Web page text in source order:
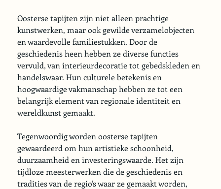
Oosterse tapijten zijn niet alleen prachtige
kunstwerken, maar ook gewilde verzamelobjecten
en waardevolle familiestukken. Door de
geschiedenis heen hebben ze diverse functies
vervuld, van interieurdecoratie tot gebedskleden en
handelswaar. Hun culturele betekenis en
hoogwaardige vakmanschap hebben ze tot een
belangrijk element van regionale identiteit en
wereldkunst gemaakt.
Tegenwoordig worden oosterse tapijten
gewaardeerd om hun artistieke schoonheid,
duurzaamheid en investeringswaarde. Het zijn
tijdloze meesterwerken die de geschiedenis en
tradities van de regio's waar ze gemaakt worden,